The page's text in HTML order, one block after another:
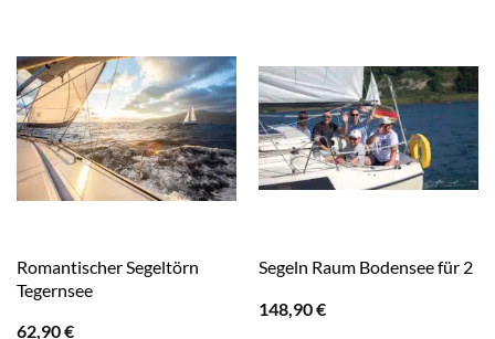
Romantischer Segeltörn
Tegernsee
62,90€
Segeln Raum Bodensee für 2
148,90€